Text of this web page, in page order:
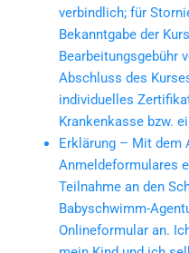
verbindlich; für
Bekanntgabe der
Bearbeitungsgebühr
Abschluss des
individuelles
Krankenkasse bzw.
Erklärung – Mit dem
Anmeldeformulares
Teilnahme an den
Babyschwimm-
Onlineformular an.